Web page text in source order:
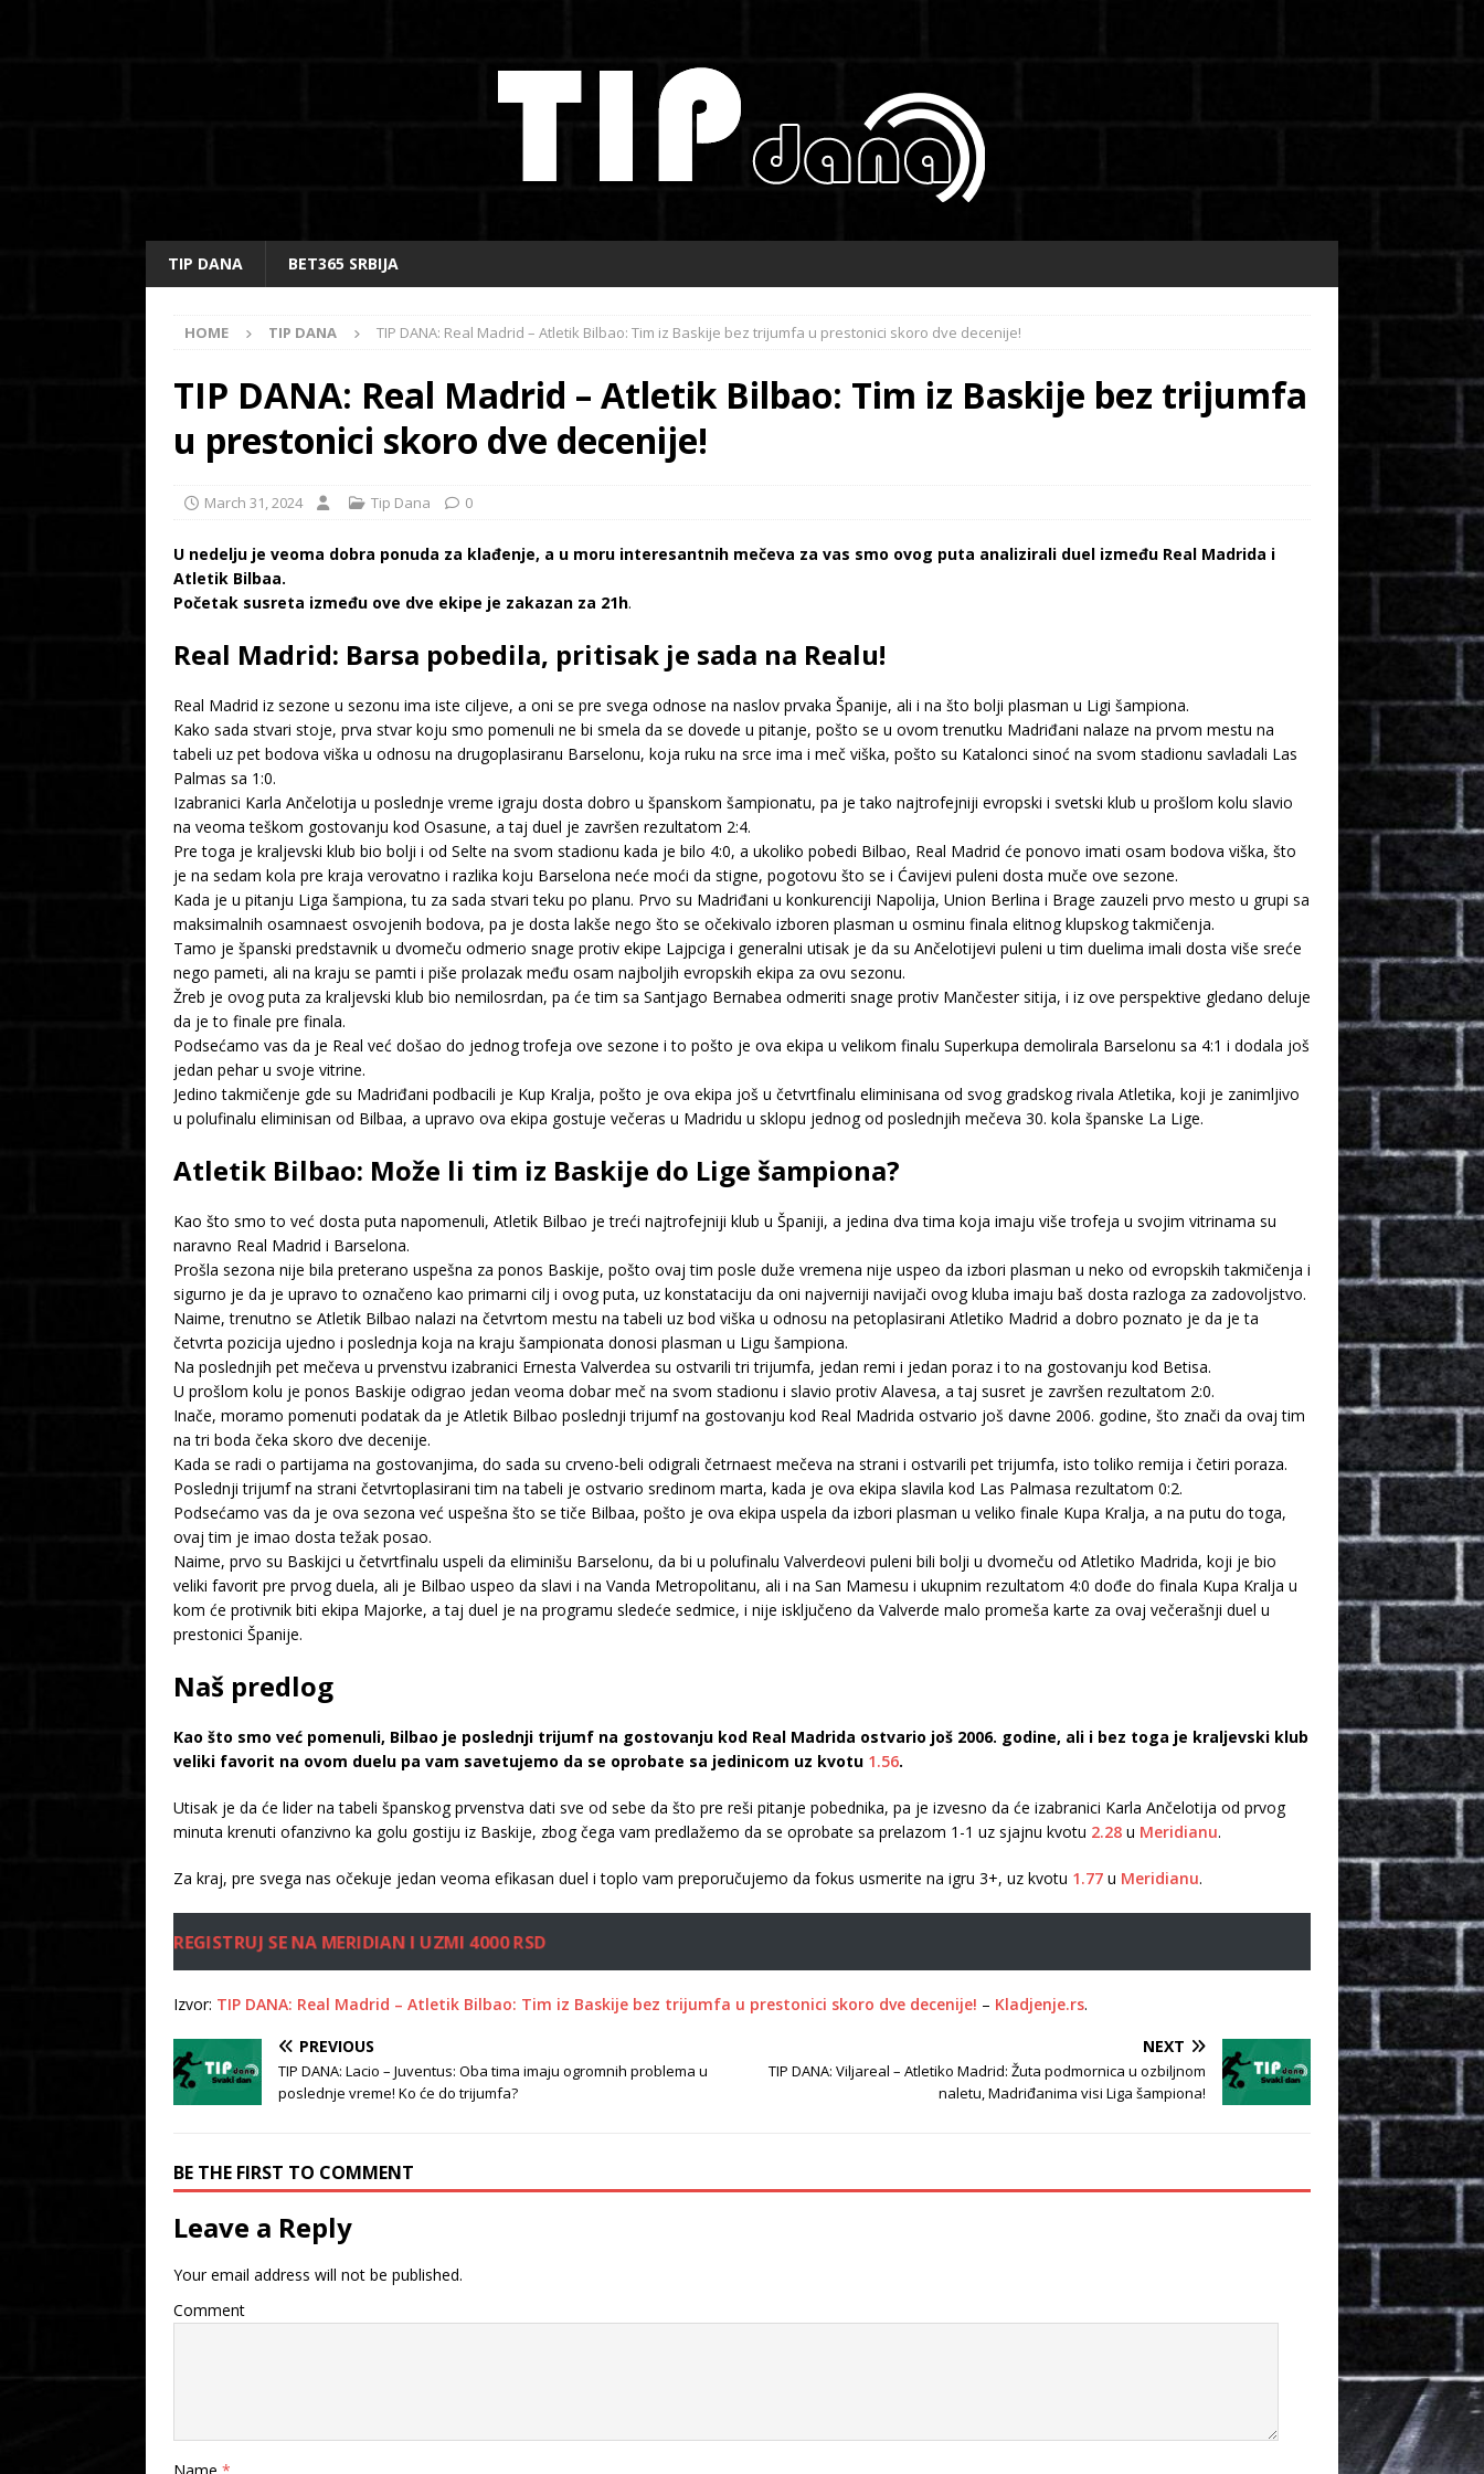
TIP DANA BET365 SRBIJA
HOME TIP DANA TIP DANA: Real Madrid – Atletik Bilbao: Tim iz Baskije bez trijumfa u prestonici skoro dve decenije!
TIP DANA: Real Madrid – Atletik Bilbao: Tim iz Baskije bez trijumfa
u prestonici skoro dve decenije!
March 31, 2024 Tip Dana 0
U nedelju je veoma dobra ponuda za klađenje, a u moru interesantnih mečeva za vas smo ovog puta analizirali duel između Real Madrida i
Atletik Bilbaa.
Početak susreta između ove dve ekipe je zakazan za 21h.
Real Madrid: Barsa pobedila, pritisak je sada na Realu!
Real Madrid iz sezone u sezonu ima iste ciljeve, a oni se pre svega odnose na naslov prvaka Španije, ali i na što bolji plasman u Ligi šampiona.
Kako sada stvari stoje, prva stvar koju smo pomenuli ne bi smela da se dovede u pitanje, pošto se u ovom trenutku Madriđani nalaze na prvom mestu na
tabeli uz pet bodova viška u odnosu na drugoplasiranu Barselonu, koja ruku na srce ima i meč viška, pošto su Katalonci sinoć na svom stadionu savladali Las
Palmas sa 1:0.
Izabranici Karla Ančelotija u poslednje vreme igraju dosta dobro u španskom šampionatu, pa je tako najtrofejniji evropski i svetski klub u prošlom kolu slavio
na veoma teškom gostovanju kod Osasune, a taj duel je završen rezultatom 2:4.
Pre toga je kraljevski klub bio bolji i od Selte na svom stadionu kada je bilo 4:0, a ukoliko pobedi Bilbao, Real Madrid će ponovo imati osam bodova viška, što
je na sedam kola pre kraja verovatno i razlika koju Barselona neće moći da stigne, pogotovu što se i Ćavijevi puleni dosta muče ove sezone.
Kada je u pitanju Liga šampiona, tu za sada stvari teku po planu. Prvo su Madriđani u konkurenciji Napolija, Union Berlina i Brage zauzeli prvo mesto u grupi sa
maksimalnih osamnaest osvojenih bodova, pa je dosta lakše nego što se očekivalo izboren plasman u osminu finala elitnog klupskog takmičenja.
Tamo je španski predstavnik u dvomeču odmerio snage protiv ekipe Lajpciga i generalni utisak je da su Ančelotijevi puleni u tim duelima imali dosta više sreće
nego pameti, ali na kraju se pamti i piše prolazak među osam najboljih evropskih ekipa za ovu sezonu.
Žreb je ovog puta za kraljevski klub bio nemilosrdan, pa će tim sa Santjago Bernabea odmeriti snage protiv Mančester sitija, i iz ove perspektive gledano deluje
da je to finale pre finala.
Podsećamo vas da je Real već došao do jednog trofeja ove sezone i to pošto je ova ekipa u velikom finalu Superkupa demolirala Barselonu sa 4:1 i dodala još
jedan pehar u svoje vitrine.
Jedino takmičenje gde su Madriđani podbacili je Kup Kralja, pošto je ova ekipa još u četvrtfinalu eliminisana od svog gradskog rivala Atletika, koji je zanimljivo
u polufinalu eliminisan od Bilbaa, a upravo ova ekipa gostuje večeras u Madridu u sklopu jednog od poslednjih mečeva 30. kola španske La Lige.
Atletik Bilbao: Može li tim iz Baskije do Lige šampiona?
Kao što smo to već dosta puta napomenuli, Atletik Bilbao je treći najtrofejniji klub u Španiji, a jedina dva tima koja imaju više trofeja u svojim vitrinama su
naravno Real Madrid i Barselona.
Prošla sezona nije bila preterano uspešna za ponos Baskije, pošto ovaj tim posle duže vremena nije uspeo da izbori plasman u neko od evropskih takmičenja i
sigurno je da je upravo to označeno kao primarni cilj i ovog puta, uz konstataciju da oni najverniji navijači ovog kluba imaju baš dosta razloga za zadovoljstvo.
Naime, trenutno se Atletik Bilbao nalazi na četvrtom mestu na tabeli uz bod viška u odnosu na petoplasirani Atletiko Madrid a dobro poznato je da je ta
četvrta pozicija ujedno i poslednja koja na kraju šampionata donosi plasman u Ligu šampiona.
Na poslednjih pet mečeva u prvenstvu izabranici Ernesta Valverdea su ostvarili tri trijumfa, jedan remi i jedan poraz i to na gostovanju kod Betisa.
U prošlom kolu je ponos Baskije odigrao jedan veoma dobar meč na svom stadionu i slavio protiv Alavesa, a taj susret je završen rezultatom 2:0.
Inače, moramo pomenuti podatak da je Atletik Bilbao poslednji trijumf na gostovanju kod Real Madrida ostvario još davne 2006. godine, što znači da ovaj tim
na tri boda čeka skoro dve decenije.
Kada se radi o partijama na gostovanjima, do sada su crveno-beli odigrali četrnaest mečeva na strani i ostvarili pet trijumfa, isto toliko remija i četiri poraza.
Poslednji trijumf na strani četvrtoplasirani tim na tabeli je ostvario sredinom marta, kada je ova ekipa slavila kod Las Palmasa rezultatom 0:2.
Podsećamo vas da je ova sezona već uspešna što se tiče Bilbaa, pošto je ova ekipa uspela da izbori plasman u veliko finale Kupa Kralja, a na putu do toga,
ovaj tim je imao dosta težak posao.
Naime, prvo su Baskijci u četvrtfinalu uspeli da eliminišu Barselonu, da bi u polufinalu Valverdeovi puleni bili bolji u dvomeču od Atletiko Madrida, koji je bio
veliki favorit pre prvog duela, ali je Bilbao uspeo da slavi i na Vanda Metropolitanu, ali i na San Mamesu i ukupnim rezultatom 4:0 dođe do finala Kupa Kralja u
kom će protivnik biti ekipa Majorke, a taj duel je na programu sledeće sedmice, i nije isključeno da Valverde malo promeša karte za ovaj večerašnji duel u
prestonici Španije.
Naš predlog
Kao što smo već pomenuli, Bilbao je poslednji trijumf na gostovanju kod Real Madrida ostvario još 2006. godine, ali i bez toga je kraljevski klub
veliki favorit na ovom duelu pa vam savetujemo da se oprobate sa jedinicom uz kvotu 1.56.
Utisak je da će lider na tabeli španskog prvenstva dati sve od sebe da što pre reši pitanje pobednika, pa je izvesno da će izabranici Karla Ančelotija od prvog
minuta krenuti ofanzivno ka golu gostiju iz Baskije, zbog čega vam predlažemo da se oprobate sa prelazom 1-1 uz sjajnu kvotu 2.28 u Meridianu.
Za kraj, pre svega nas očekuje jedan veoma efikasan duel i toplo vam preporučujemo da fokus usmerite na igru 3+, uz kvotu 1.77 u Meridianu.
REGISTRUJ SE NA MERIDIAN I UZMI 4000 RSD
Izvor: TIP DANA: Real Madrid – Atletik Bilbao: Tim iz Baskije bez trijumfa u prestonici skoro dve decenije! – Kladjenje.rs.
PREVIOUS
TIP DANA: Lacio – Juventus: Oba tima imaju ogromnih problema u
poslednje vreme! Ko će do trijumfa?
NEXT
TIP DANA: Viljareal – Atletiko Madrid: Žuta podmornica u ozbiljnom
naletu, Madriđanima visi Liga šampiona!
BE THE FIRST TO COMMENT
Leave a Reply
Your email address will not be published.
Comment